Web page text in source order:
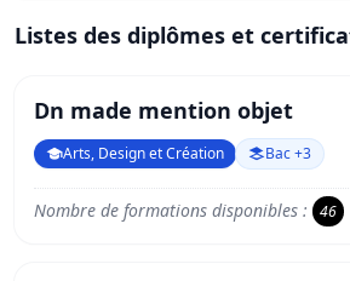
Listes des diplômes et
Dn made mention objet
Arts, Design et Création Bac +3
Nombre de formations disponibles : 46